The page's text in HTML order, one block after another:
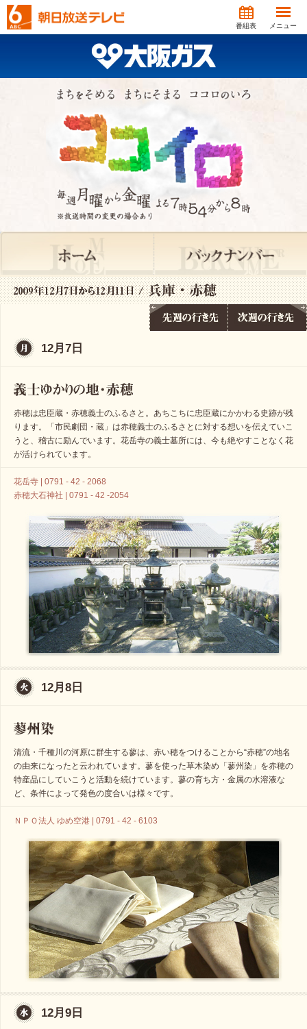
番組表 メニュー
12月7日
赤穂は忠臣蔵・赤穂義士のふるさと。あちこちに忠臣蔵にかかわる史跡が残
ります。「市民劇団・蔵」は赤穂義士のふるさとに対する想いを伝えていこ
うと、稽古に励んでいます。花岳寺の義士墓所には、今も絶やすことなく花
が活けられています。
花岳寺 | 0791 - 42 - 2068
赤穂大石神社 | 0791 - 42 -2054
12月8日
清流・千種川の河原に群生する蓼は、赤い穂をつけることから“赤穂”の地名
の由来になったと云われています。蓼を使った草木染め「蓼州染」を赤穂の
特産品にしていこうと活動を続けています。蓼の育ち方・金属の水溶液な
ど、条件によって発色の度合いは様々です。
ＮＰＯ法人 ゆめ空港 | 0791 - 42 - 6103
12月9日